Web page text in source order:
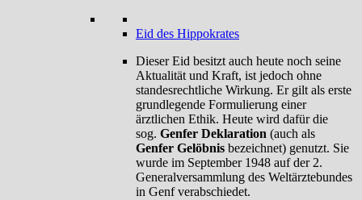
Eid des Hippokrates
Dieser Eid besitzt auch heute noch seine
Aktualität und Kraft, ist jedoch ohne
standesrechtliche Wirkung. Er gilt als erste
grundlegende Formulierung einer
ärztlichen Ethik. Heute wird dafür die
sog. Genfer Deklaration (auch als
Genfer Gelöbnis bezeichnet) genutzt. Sie
wurde im September 1948 auf der 2.
Generalversammlung des Weltärztebundes
in Genf verabschiedet.